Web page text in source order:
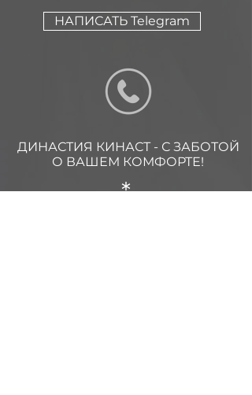
НАПИСАТЬ Telegram
ДИНАСТИЯ КИНАСТ - С ЗАБОТОЙ
О ВАШЕМ КОМФОРТЕ!
*